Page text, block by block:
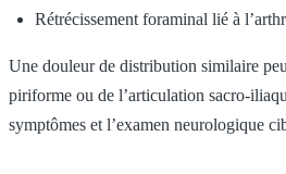
Rétrécissement foraminal lié à
Une douleur de distribution similaire
piriforme ou de l’articulation sacro-
symptômes et l’examen neurologique